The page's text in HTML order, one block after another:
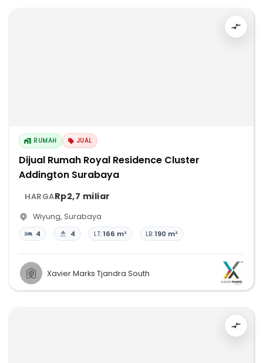
RUMAH JUAL
Dijual Rumah Royal Residence Cluster
Addington Surabaya
HARGARp2,7 miliar
Wiyung, Surabaya
4 4 LT:166 m² LB:190 m²
Xavier Marks Tjandra South